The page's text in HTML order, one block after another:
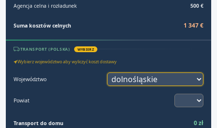
Agencja celna i rozładunek 500 €
Suma kosztów celnych 1 347 €
TRANSPORT (POLSKA) WYBIERZ
Wybierz województwo aby wyliczyć koszt dostawy
Województwo
Powiat
Transport do domu 0 zł